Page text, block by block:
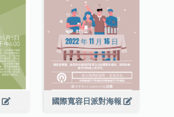
國際寬容日派對海報